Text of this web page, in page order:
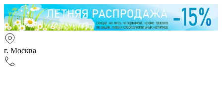
г. Москва